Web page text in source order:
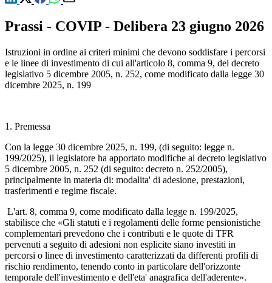
Prassi - COVIP - Delibera 23 giugno 2026
Istruzioni in ordine ai criteri minimi che devono soddisfare i percorsi
e le linee di investimento di cui all'articolo 8, comma 9, del decreto
legislativo 5 dicembre 2005, n. 252, come modificato dalla legge 30
dicembre 2025, n. 199
1. Premessa
Con la legge 30 dicembre 2025, n. 199, (di seguito: legge n.
199/2025), il legislatore ha apportato modifiche al decreto legislativo
5 dicembre 2005, n. 252 (di seguito: decreto n. 252/2005),
principalmente in materia di: modalita' di adesione, prestazioni,
trasferimenti e regime fiscale.
L'art. 8, comma 9, come modificato dalla legge n. 199/2025,
stabilisce che «Gli statuti e i regolamenti delle forme pensionistiche
complementari prevedono che i contributi e le quote di TFR
pervenuti a seguito di adesioni non esplicite siano investiti in
percorsi o linee di investimento caratterizzati da differenti profili di
rischio rendimento, tenendo conto in particolare dell'orizzonte
temporale dell'investimento e dell'eta' anagrafica dell'aderente».